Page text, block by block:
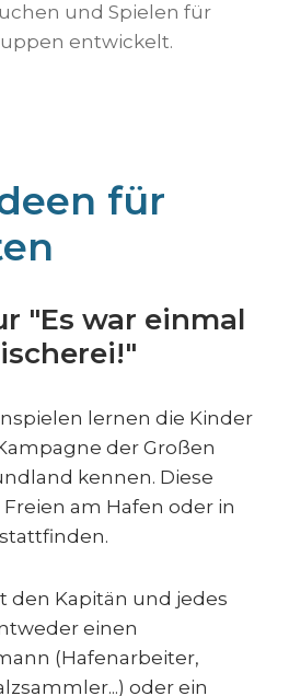
und Spielen für
entwickelt.
für
"Es war einmal
lernen die Kinder
der Großen
kennen. Diese
am Hafen oder in
den Kapitän und jedes
einen
(Hafenarbeiter,
oder ein